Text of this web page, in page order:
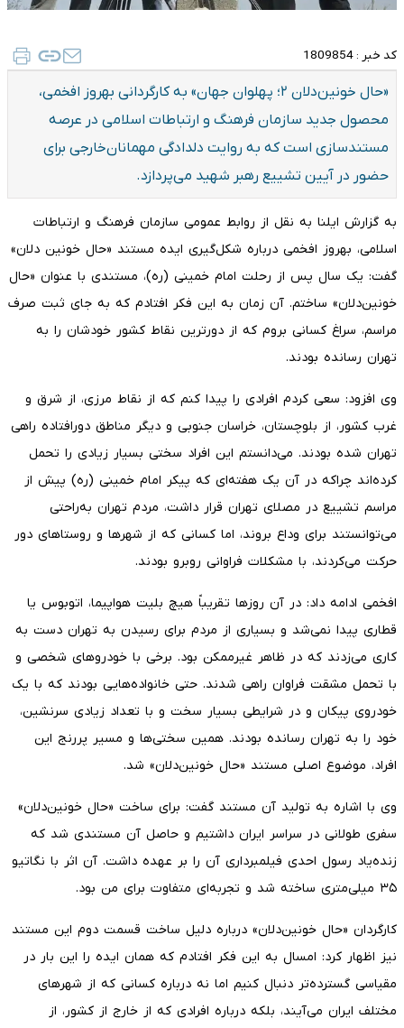
کد خبر : 1809854
«حال خونین‌دلان ۲؛ پهلوان جهان» به کارگردانی بهروز افخمی،
محصول جدید سازمان فرهنگ و ارتباطات اسلامی در عرصه
مستندسازی است که به روایت دلدادگی مهمانان‌خارجی برای
حضور در آیین تشییع رهبر شهید می‌پردازد.
به گزارش ایلنا به نقل از روابط عمومی سازمان فرهنگ و ارتباطات
اسلامی، بهروز افخمی درباره شکل‌گیری ایده مستند «حال خونین دلان»
گفت: یک سال پس از رحلت امام خمینی (ره)، مستندی با عنوان «حال
خونین‌دلان» ساختم. آن زمان به این فکر افتادم که به جای ثبت صرف
مراسم، سراغ کسانی بروم که از دورترین نقاط کشور خودشان را به
تهران رسانده بودند.
وی افزود: سعی کردم افرادی را پیدا کنم که از نقاط مرزی، از شرق و
غرب کشور، از بلوچستان، خراسان جنوبی و دیگر مناطق دورافتاده راهی
تهران شده بودند. می‌دانستم این افراد سختی بسیار زیادی را تحمل
کرده‌اند چراکه در آن یک هفته‌ای که پیکر امام خمینی (ره) پیش از
مراسم تشییع در مصلای تهران قرار داشت، مردم تهران به‌راحتی
می‌توانستند برای وداع بروند، اما کسانی که از شهرها و روستاهای دور
حرکت می‌کردند، با مشکلات فراوانی روبرو بودند.
افخمی ادامه داد: در آن روزها تقریباً هیچ بلیت هواپیما، اتوبوس یا
قطاری پیدا نمی‌شد و بسیاری از مردم برای رسیدن به تهران دست به
کاری می‌زدند که در ظاهر غیرممکن بود. برخی با خودروهای شخصی و
با تحمل مشقت فراوان راهی شدند. حتی خانواده‌هایی بودند که با یک
خودروی پیکان و در شرایطی بسیار سخت و با تعداد زیادی سرنشین،
خود را به تهران رسانده بودند. همین سختی‌ها و مسیر پررنج این
افراد، موضوع اصلی مستند «حال خونین‌دلان» شد.
وی با اشاره به تولید آن مستند گفت: برای ساخت «حال خونین‌دلان»
سفری طولانی در سراسر ایران داشتیم و حاصل آن مستندی شد که
زنده‌یاد رسول احدی فیلمبرداری آن را بر عهده داشت. آن اثر با نگاتیو
۳۵ میلی‌متری ساخته شد و تجربه‌ای متفاوت برای من بود.
کارگردان «حال خونین‌دلان» درباره دلیل ساخت قسمت دوم این مستند
نیز اظهار کرد: امسال به این فکر افتادم که همان ایده را این بار در
مقیاسی گسترده‌تر دنبال کنیم اما نه درباره کسانی که از شهرهای
مختلف ایران می‌آیند، بلکه درباره افرادی که از خارج از کشور، از